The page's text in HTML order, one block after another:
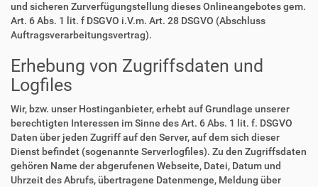
und sicheren Zurverfügungstellung dieses Onlineangebotes gem.
Art. 6 Abs. 1 lit. f DSGVO i.V.m. Art. 28 DSGVO (Abschluss
Auftragsverarbeitungsvertrag).
Erhebung von Zugriffsdaten und
Logfiles
Wir, bzw. unser Hostinganbieter, erhebt auf Grundlage unserer
berechtigten Interessen im Sinne des Art. 6 Abs. 1 lit. f. DSGVO
Daten über jeden Zugriff auf den Server, auf dem sich dieser
Dienst befindet (sogenannte Serverlogfiles). Zu den Zugriffsdaten
gehören Name der abgerufenen Webseite, Datei, Datum und
Uhrzeit des Abrufs, übertragene Datenmenge, Meldung über